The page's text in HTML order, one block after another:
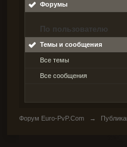
Форумы
По пользователю
Темы и сообщения
Все темы
Все сообщения
Форум Euro-PvP.Com →